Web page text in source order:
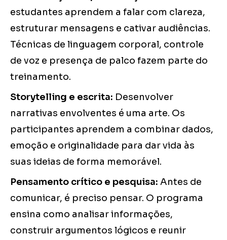
estudantes aprendem a falar com clareza,
estruturar mensagens e cativar audiências.
Técnicas de linguagem corporal, controle
de voz e presença de palco fazem parte do
treinamento.
Storytelling e escrita: Desenvolver
narrativas envolventes é uma arte. Os
participantes aprendem a combinar dados,
emoção e originalidade para dar vida às
suas ideias de forma memorável.
Pensamento crítico e pesquisa: Antes de
comunicar, é preciso pensar. O programa
ensina como analisar informações,
construir argumentos lógicos e reunir